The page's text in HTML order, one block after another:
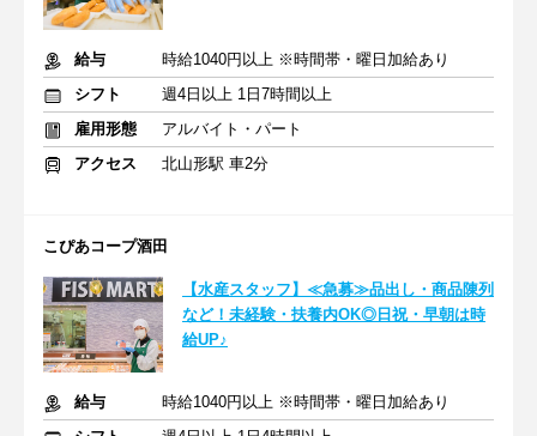
給与
時給1040円以上 ※時間帯・曜日加給あり
シフト
週4日以上 1日7時間以上
雇用形態
アルバイト・パート
アクセス
北山形駅 車2分
こぴあコープ酒田
【水産スタッフ】≪急募≫品出し・商品陳列
など！未経験・扶養内OK◎日祝・早朝は時
給UP♪
給与
時給1040円以上 ※時間帯・曜日加給あり